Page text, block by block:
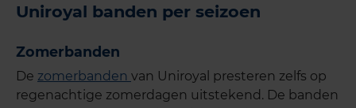
Uniroyal banden per seizoen
Zomerbanden
De zomerbanden van Uniroyal presteren zelfs op
regenachtige zomerdagen uitstekend. De banden